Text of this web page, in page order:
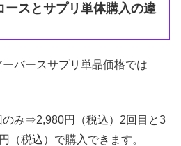
ースとサプリ単体購入の違
バースサプリ単品価格では
のみ⇒2,980円（税込）2回目と3
（税込）で購入できます。